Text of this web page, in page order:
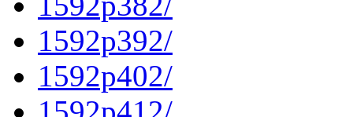
1592p392/
1592p402/